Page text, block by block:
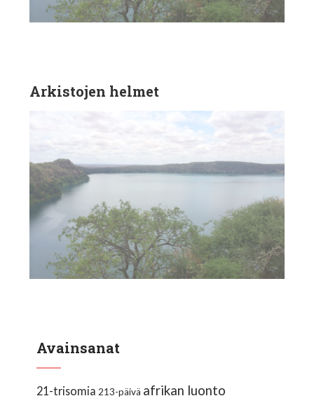
Arkistojen helmet
Avainsanat
21-trisomia 213-päivä afrikan luonto